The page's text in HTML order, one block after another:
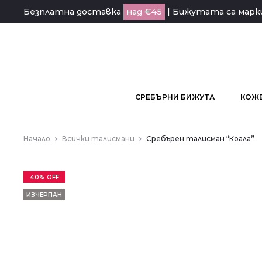
Безплатна доставка над €45 | Бижутата са
СРЕБЪРНИ БИЖУТА
Начало Всички талисмани Сребърен талисман “Коала”
40% OFF
ИЗЧЕРПАН